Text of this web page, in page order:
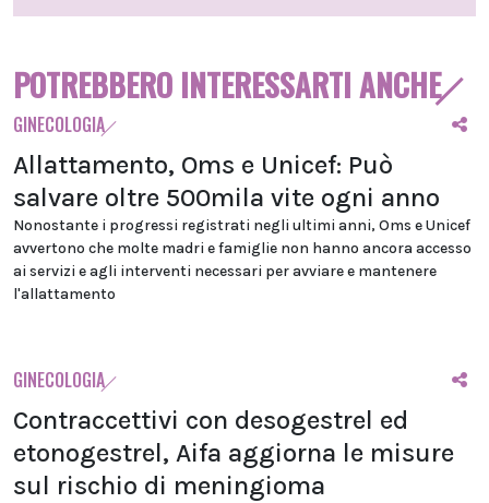
POTREBBERO INTERESSARTI ANCHE
GINECOLOGIA
Allattamento, Oms e Unicef: Può
salvare oltre 500mila vite ogni anno
Nonostante i progressi registrati negli ultimi anni, Oms e Unicef
avvertono che molte madri e famiglie non hanno ancora accesso
ai servizi e agli interventi necessari per avviare e mantenere
l'allattamento
GINECOLOGIA
Contraccettivi con desogestrel ed
etonogestrel, Aifa aggiorna le misure
sul rischio di meningioma